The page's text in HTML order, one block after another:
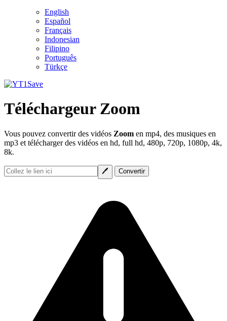
English
Español
Français
Indonesian
Filipino
Português
Türkçe
Téléchargeur Zoom
Vous pouvez convertir des vidéos Zoom en mp4, des musiques en
mp3 et télécharger des vidéos en hd, full hd, 480p, 720p, 1080p, 4k,
8k.